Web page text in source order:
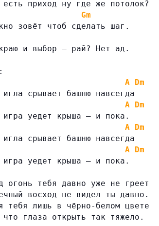
есть приход ну где же потолок?
Gm
зовёт чтоб сделать шаг.
и выбор — рай? Нет ад.
A
Dm
игла срывает башню навсегда
A
Dm
игра уедет крыша — и пока.
A
Dm
игла срывает башню навсегда
A
Dm
игра уедет крыша — и пока.
огонь тебя давно уже не греет
восход не видел ты давно.
тебя лишь в чёрно-белом цвете
глаза открыть так тяжело.